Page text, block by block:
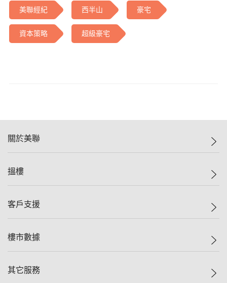
美聯經紀 西半山 豪宅
資本策略 超級豪宅
關於美聯
美聯集團
人才招募
搵樓
一手新盤
減價
美聯豪宅
客戶支援
自助放盤
查詢熱線
樓市數據
樓價指數
其它服務